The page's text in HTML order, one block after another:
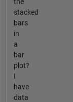
stacked
bars
in
a
bar
plot?
I
have
data